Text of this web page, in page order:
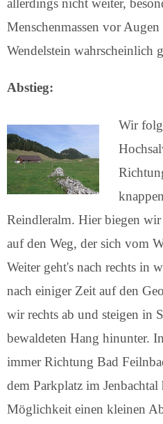
allerdings nicht weiter,
Menschenmassen vor
Wendelstein wahrscheinlich
Abstieg:
Wir
Reindleralm. Hier biegen
auf den Weg, der sich vom
Weiter geht's nach rechts in
nach einiger Zeit auf den
wir rechts ab und steigen in
bewaldeten Hang hinunter.
immer Richtung Bad
dem Parkplatz im
Möglichkeit einen kleinen